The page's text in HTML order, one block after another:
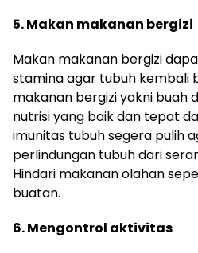
5. Makan makanan bergizi
Makan makanan bergizi
stamina agar tubuh kembali
makanan bergizi yakni buah
nutrisi yang baik dan tepat
imunitas tubuh segera pulih
perlindungan tubuh dari
Hindari makanan olahan
buatan.
6. Mengontrol aktivitas